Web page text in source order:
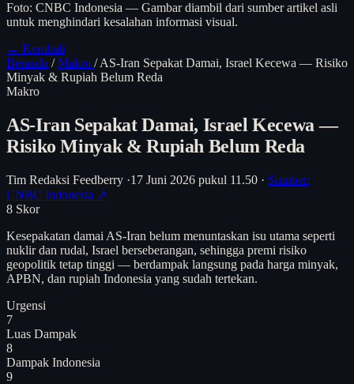
Foto: CNBC Indonesia — Gambar diambil dari sumber artikel asli
untuk menghindari kesalahan informasi visual.
← Kembali
Beranda / Makro / AS-Iran Sepakat Damai, Israel Kecewa — Risiko
Minyak & Rupiah Belum Reda
Makro
AS-Iran Sepakat Damai, Israel Kecewa —
Risiko Minyak & Rupiah Belum Reda
Tim Redaksi Feedberry ·17 Juni 2026 pukul 11.50 · Sumber:
CNBC Indonesia ↗
8 Skor
Kesepakatan damai AS-Iran belum menuntaskan isu utama seperti
nuklir dan rudal, Israel berseberangan, sehingga premi risiko
geopolitik tetap tinggi — berdampak langsung pada harga minyak,
APBN, dan rupiah Indonesia yang sudah tertekan.
Urgensi
7
Luas Dampak
8
Dampak Indonesia
9